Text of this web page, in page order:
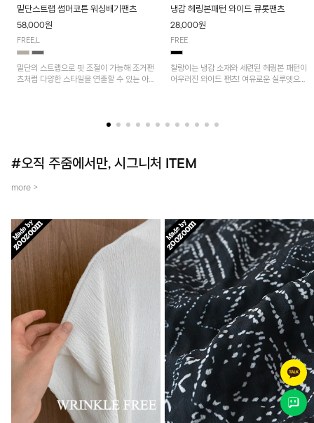
밑단스트랩 썸머코튼 워싱배기팬츠
58,000원
FREE,L
밑단의 스트랩으로 핏 조절이 가능해 조거팬
츠처럼 다양한 스타일을 연출할 수 있는 아
냉감 헤링본패턴 와이드 큐롯팬츠
28,000원
FREE
찰랑이는 냉감 소재와 세련된 헤링본 패턴이
어우러진 와이드 팬츠! 여유로운 실루엣으로
#오직 주줌에서만, 시그니처 ITEM
more >